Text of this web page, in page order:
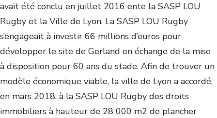
avait été conclu en juillet 2016 ente la SASP LOU
Rugby et la Ville de Lyon. La SASP LOU Rugby
s’engageait à investir 66 millions d’euros pour
développer le site de Gerland en échange de la mise
à disposition pour 60 ans du stade. Afin de trouver un
modèle économique viable, la ville de Lyon a accordé,
en mars 2018, à la SASP LOU Rugby des droits
immobiliers à hauteur de 28 000 m2 de plancher